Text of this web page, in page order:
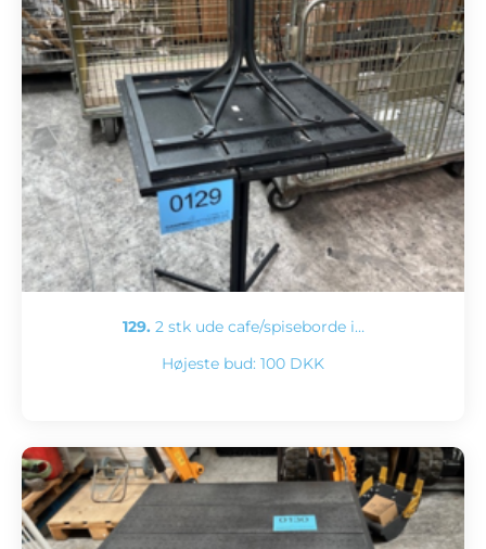
129. 2 stk ude cafe/spiseborde i…
Højeste bud: 100 DKK